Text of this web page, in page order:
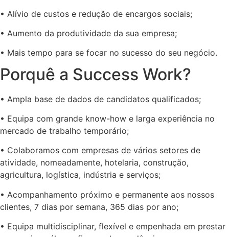
• Alívio de custos e redução de encargos sociais;
• Aumento da produtividade da sua empresa;
• Mais tempo para se focar no sucesso do seu negócio.
Porquê a Success Work?
• Ampla base de dados de candidatos qualificados;
• Equipa com grande know-how e larga experiência no
mercado de trabalho temporário;
• Colaboramos com empresas de vários setores de
atividade, nomeadamente, hotelaria, construção,
agricultura, logística, indústria e serviços;
• Acompanhamento próximo e permanente aos nossos
clientes, 7 dias por semana, 365 dias por ano;
• Equipa multidisciplinar, flexível e empenhada em prestar